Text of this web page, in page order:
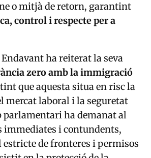
o mitjà de retorn, garantint
control i respecte per a
ha reiterat la seva
zero amb la immigració
que aquesta situa en risc la
mercat laboral i la seguretat
parlamentari ha demanat al
immediates i contundents,
de fronteres i permisos